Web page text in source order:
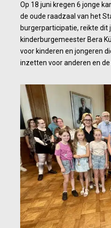
Op 18 juni kregen 6 jonge
de oude raadzaal van het
burgerparticipatie, reikte dit
kinderburgemeester Bera
voor kinderen en jongeren
inzetten voor anderen en de